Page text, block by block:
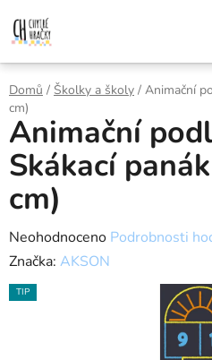
na
obsah
Z DŮVODU
OBJEDNÁVKY ODESÍLAT
ZA POCHOPENÍ A
Domů / Školky a školy / Animační
cm)
Animační
Skákací
cm)
Průměrné
hodnocení
produktu
Neohodnoceno Podrobnosti
Značka: AKSON
TIP